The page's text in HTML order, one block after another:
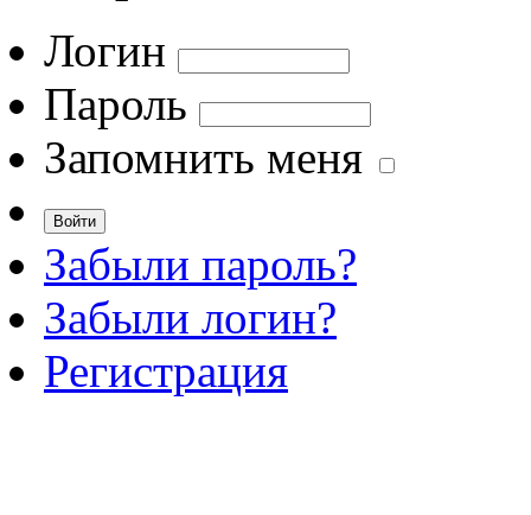
Логин
Пароль
Запомнить меня
Забыли пароль?
Забыли логин?
Регистрация